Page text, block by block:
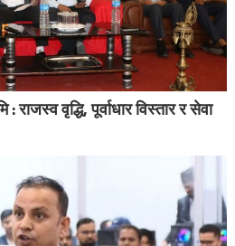
: राजस्व वृद्धि, पूर्वाधार विस्तार र सेवा